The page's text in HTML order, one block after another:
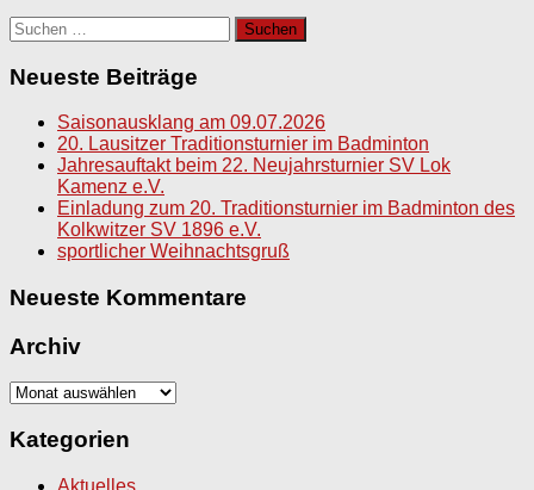
Suchen
nach:
Neueste Beiträge
Saisonausklang am 09.07.2026
20. Lausitzer Traditionsturnier im Badminton
Jahresauftakt beim 22. Neujahrsturnier SV Lok
Kamenz e.V.
Einladung zum 20. Traditionsturnier im Badminton des
Kolkwitzer SV 1896 e.V.
sportlicher Weihnachtsgruß
Neueste Kommentare
Archiv
Archiv
Kategorien
Aktuelles